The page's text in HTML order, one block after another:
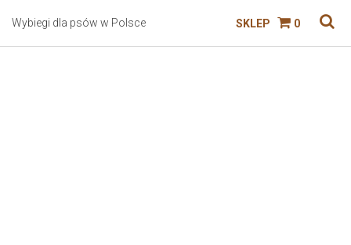
Wybiegi dla psów w Polsce SKLEP 0